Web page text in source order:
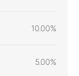
10.00%
5.00%